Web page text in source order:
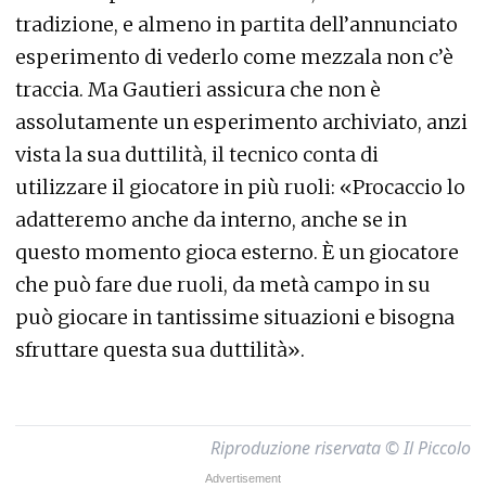
tradizione, e almeno in partita dell’annunciato
esperimento di vederlo come mezzala non c’è
traccia. Ma Gautieri assicura che non è
assolutamente un esperimento archiviato, anzi
vista la sua duttilità, il tecnico conta di
utilizzare il giocatore in più ruoli: «Procaccio lo
adatteremo anche da interno, anche se in
questo momento gioca esterno. È un giocatore
che può fare due ruoli, da metà campo in su
può giocare in tantissime situazioni e bisogna
sfruttare questa sua duttilità».
Riproduzione riservata © Il Piccolo